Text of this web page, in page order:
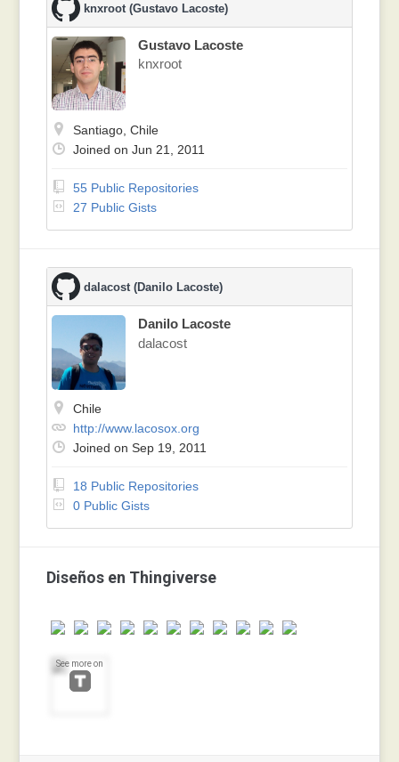
knxroot (Gustavo Lacoste)
Gustavo Lacoste
knxroot
Santiago, Chile
Joined on Jun 21, 2011
55 Public Repositories
27 Public Gists
dalacost (Danilo Lacoste)
Danilo Lacoste
dalacost
Chile
http://www.lacosox.org
Joined on Sep 19, 2011
18 Public Repositories
0 Public Gists
Diseños en Thingiverse
See more on